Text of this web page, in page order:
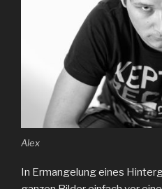
Alex
In Ermangelung eines